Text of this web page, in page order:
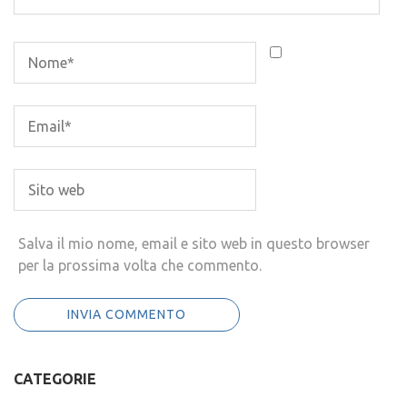
Salva il mio nome, email e sito web in questo browser
per la prossima volta che commento.
CATEGORIE